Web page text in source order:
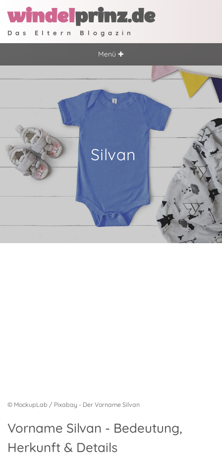
windelprinz.de
Das Eltern Blogazin
Menü ✚
Silvan
© MockupLab / Pixabay - Der Vorname Silvan
Vorname Silvan - Bedeutung,
Herkunft & Details